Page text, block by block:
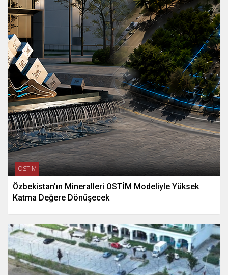
OSTİM
Özbekistan’ın Mineralleri OSTİM Modeliyle Yüksek
Katma Değere Dönüşecek